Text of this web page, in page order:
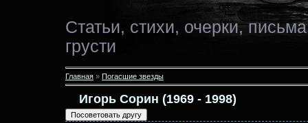
Статьи, стихи, очерки,
грусти
Главная » Погасшие звезды
Игорь Сорин (1969 - 1998)